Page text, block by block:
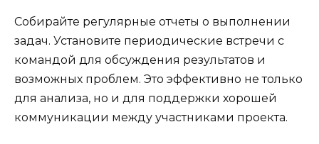
Собирайте регулярные отчеты о выполнении
задач. Установите периодические встречи с
командой для обсуждения результатов и
возможных проблем. Это эффективно не только
для анализа, но и для поддержки хорошей
коммуникации между участниками проекта.